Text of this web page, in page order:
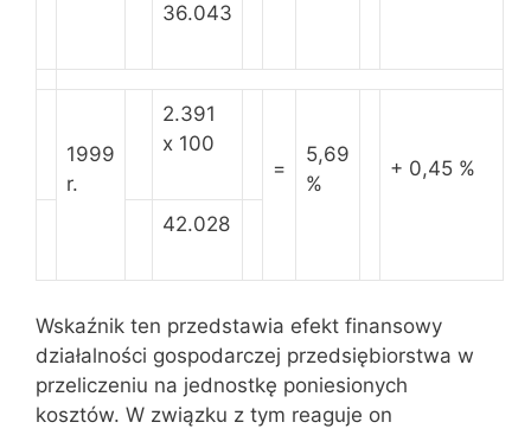
36.043
1999
r.
2.391
x 100
=
5,69
%
+ 0,45 %
42.028
Wskaźnik ten przedstawia efekt finansowy
działalności gospodarczej przedsiębiorstwa w
przeliczeniu na jednostkę poniesionych
kosztów. W związku z tym reaguje on